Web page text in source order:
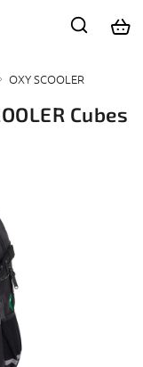
OXY SCOOLER
Cubes